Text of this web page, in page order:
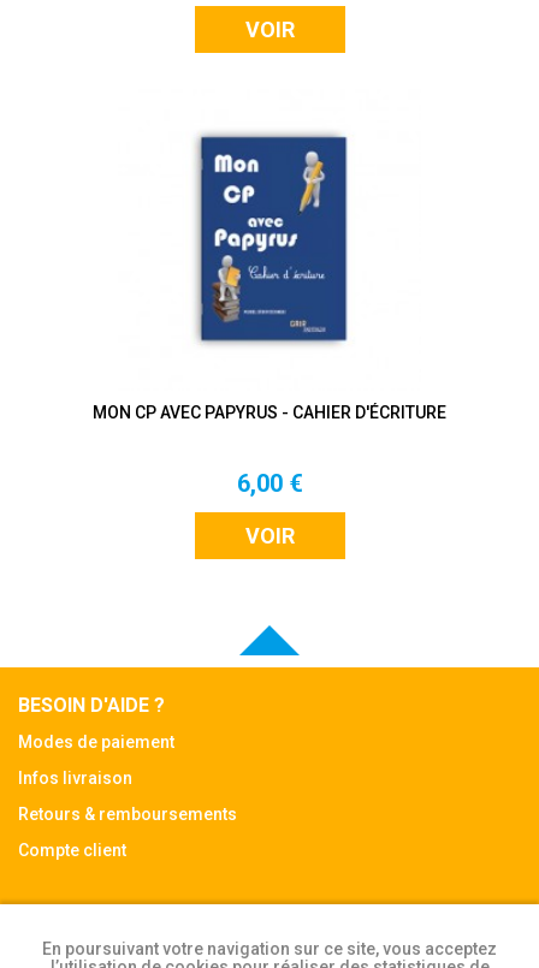
En poursuivant votre navigation sur ce site, vous acceptez
VOIR
MON CP AVEC PAPYRUS - CAHIER D'ÉCRITURE
6,00 €
VOIR
BESOIN D'AIDE ?
Modes de paiement
Infos livraison
Retours & remboursements
Compte client
CGV